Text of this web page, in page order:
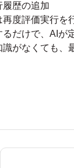
履歴の追加
度評価実行を
だけで、AIが
がなくても、